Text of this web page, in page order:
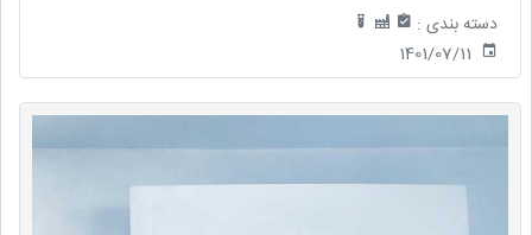
دسته بندی :
1401/07/11